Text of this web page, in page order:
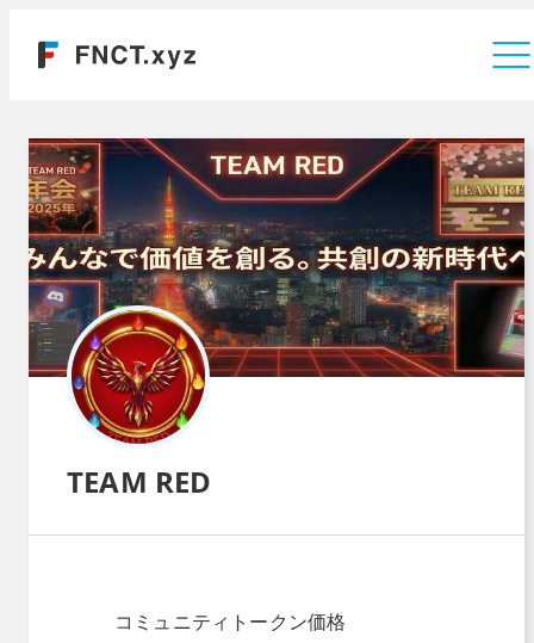
TEAM RED
コミュニティトークン価格